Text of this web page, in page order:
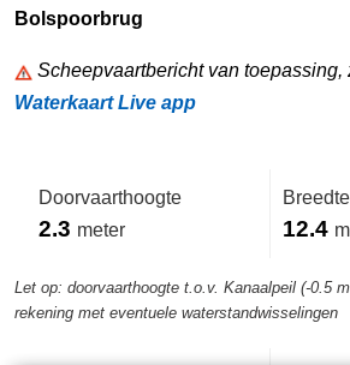
Bolspoorbrug
Scheepvaartbericht van toepassing,
Waterkaart Live app
Doorvaarthoogte
2.3 meter
Breedte
12.4
Let op: doorvaarthoogte t.o.v. Kanaalpeil (-0.5
rekening met eventuele waterstandwisselingen